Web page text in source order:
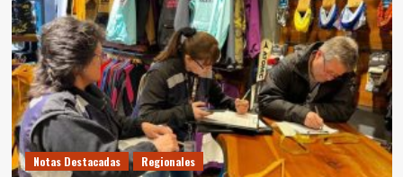
Notas Destacadas Regionales